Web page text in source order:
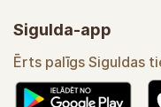
Sigulda-app
Ērts palīgs Siguldas